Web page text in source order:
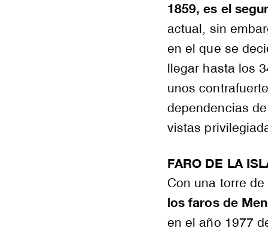
1859, es el
actual, sin
en el que se
llegar hasta los
unos
dependencias
vistas
FARO DE LA
Con una torre
los faros de
en el año 1977